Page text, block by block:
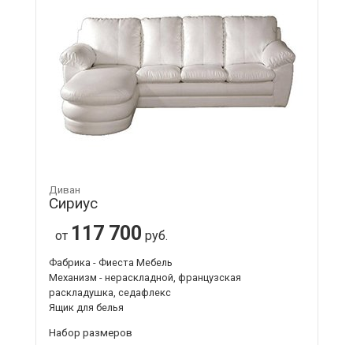
Диван
Сириус
от 117 700 руб.
Фабрика - Фиеста Мебель
Механизм - нераскладной, французская
раскладушка, седафлекс
Ящик для белья
Набор размеров